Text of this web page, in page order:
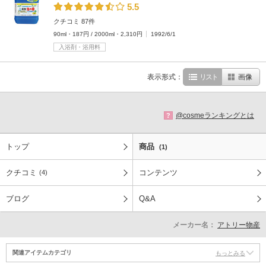
5.5
クチコミ 87件
90ml・187円 / 2000ml・2,310円
1992/6/1
入浴剤・浴用料
表示形式： リスト 画像
? @cosmeランキングとは
トップ 商品 (1)
クチコミ (4) コンテンツ
ブログ Q&A
メーカー名： アトリー物産
関連アイテムカテゴリ もっとみる